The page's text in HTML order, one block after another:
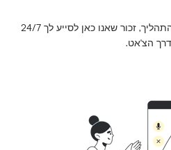
אם יש לך שאלות במהלך התהליך, זכור שאנו כאן לסייע לך 24/7